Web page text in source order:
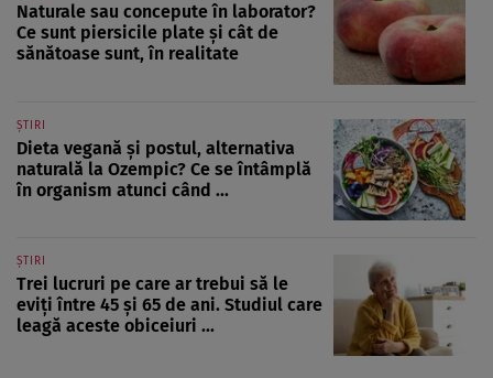
Naturale sau concepute în laborator?
Ce sunt piersicile plate și cât de
sănătoase sunt, în realitate
ȘTIRI
Dieta vegană și postul, alternativa
naturală la Ozempic? Ce se întâmplă
în organism atunci când ...
ȘTIRI
Trei lucruri pe care ar trebui să le
eviți între 45 și 65 de ani. Studiul care
leagă aceste obiceiuri ...